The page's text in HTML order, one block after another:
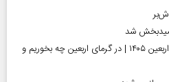
شد
توصیه‌های تغذیه‌ای برای زائران اربعین ۱۴۰۵ | در گرمای اربعین چه بخوریم و